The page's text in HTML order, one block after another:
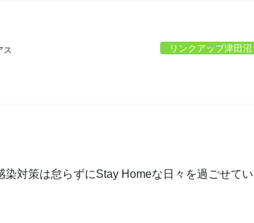
ス リンクアップ津田沼
対策は怠らずにStay Homeな日々を過ごせてい